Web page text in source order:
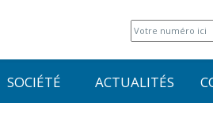
SOCIÉTÉ ACTUALITÉS